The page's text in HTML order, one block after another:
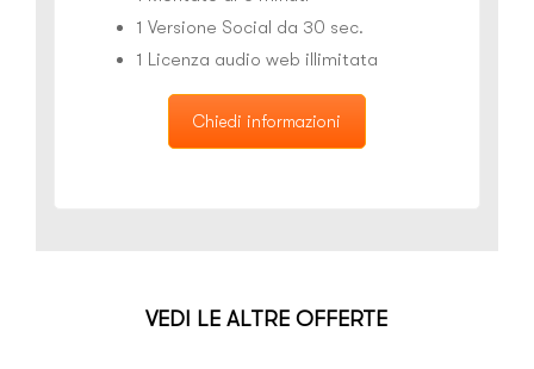
1 Versione Social da 30 sec.
1 Licenza audio web illimitata
Chiedi informazioni
VEDI LE ALTRE OFFERTE